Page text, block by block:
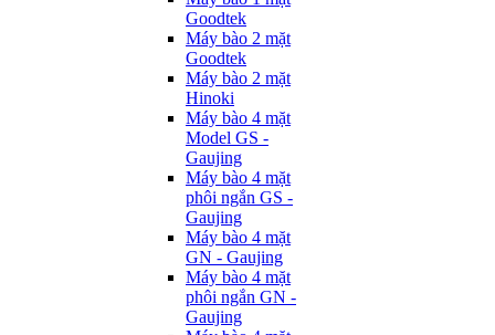
Goodtek
Máy bào 2 mặt
Goodtek
Máy bào 2 mặt
Hinoki
Máy bào 4 mặt
Model GS -
Gaujing
Máy bào 4 mặt
phôi ngắn GS -
Gaujing
Máy bào 4 mặt
GN - Gaujing
Máy bào 4 mặt
phôi ngắn GN -
Gaujing